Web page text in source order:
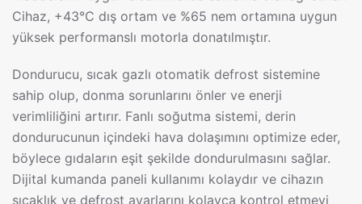
Cihaz, +43°C dış ortam ve %65 nem ortamına uygun
yüksek performanslı motorla donatılmıştır.
Dondurucu, sıcak gazlı otomatik defrost sistemine
sahip olup, donma sorunlarını önler ve enerji
verimliliğini artırır. Fanlı soğutma sistemi, derin
dondurucunun içindeki hava dolaşımını optimize eder,
böylece gıdaların eşit şekilde dondurulmasını sağlar.
Dijital kumanda paneli kullanımı kolaydır ve cihazın
sıcaklık ve defrost ayarlarını kolayca kontrol etmeyi